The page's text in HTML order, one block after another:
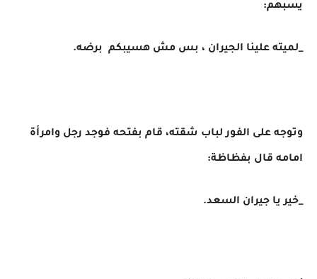
يسبهم:
_لميته علينا الجيران ، بس مش هسيبكم برضه.
وتوجه على الفور لباب شقته، قام بفتحه فوجد رجل وامرأة
امامه قال بفظاظة:
_خير يا جيران السعد.